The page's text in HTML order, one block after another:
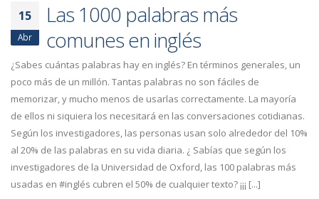
15
Abr
Las 1000 palabras más
comunes en inglés
¿Sabes cuántas palabras hay en inglés? En términos generales, un
poco más de un millón. Tantas palabras no son fáciles de
memorizar, y mucho menos de usarlas correctamente. La mayoría
de ellos ni siquiera los necesitará en las conversaciones cotidianas.
Según los investigadores, las personas usan solo alrededor del 10%
al 20% de las palabras en su vida diaria. ¿ Sabías que según los
investigadores de la Universidad de Oxford, las 100 palabras más
usadas en #inglés cubren el 50% de cualquier texto? ¡¡¡ [...]